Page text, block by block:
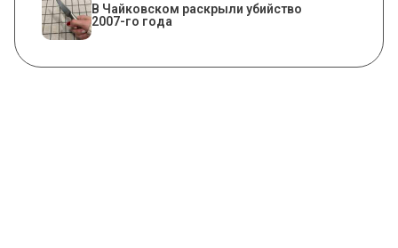
​В Чайковском раскрыли убийство
2007-го года